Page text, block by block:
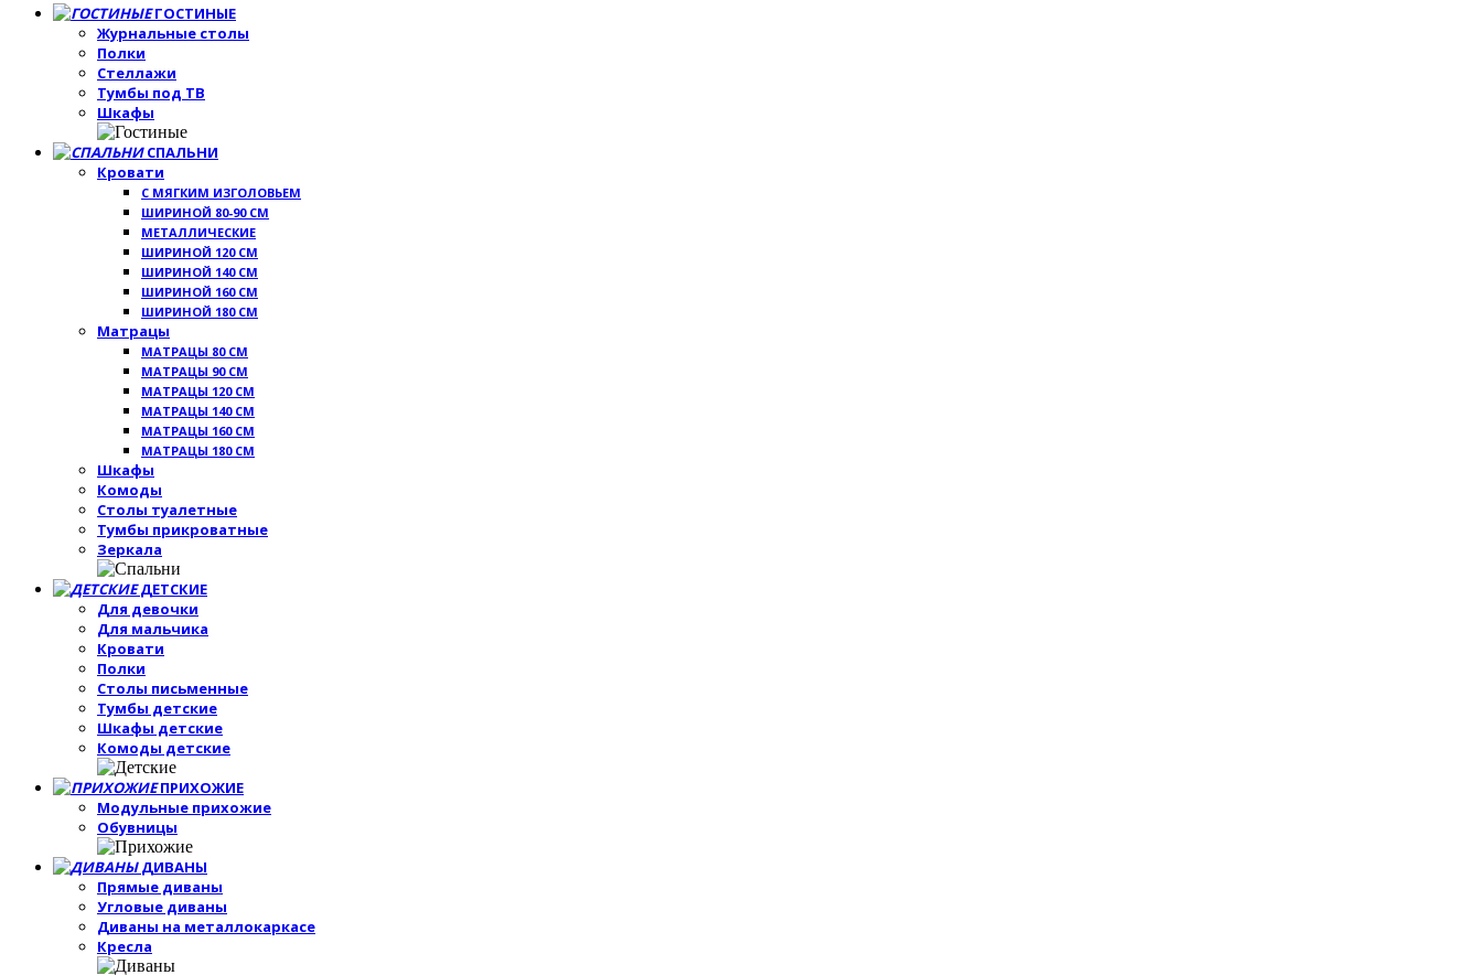
ГОСТИНЫЕ
Журнальные столы
Полки
Стеллажи
Тумбы под ТВ
Шкафы
СПАЛЬНИ
Кровати
С МЯГКИМ ИЗГОЛОВЬЕМ
ШИРИНОЙ 80-90 СМ
МЕТАЛЛИЧЕСКИЕ
ШИРИНОЙ 120 СМ
ШИРИНОЙ 140 СМ
ШИРИНОЙ 160 СМ
ШИРИНОЙ 180 СМ
Матрацы
МАТРАЦЫ 80 СМ
МАТРАЦЫ 90 СМ
МАТРАЦЫ 120 СМ
МАТРАЦЫ 140 СМ
МАТРАЦЫ 160 СМ
МАТРАЦЫ 180 СМ
Шкафы
Комоды
Столы туалетные
Тумбы прикроватные
Зеркала
ДЕТСКИЕ
Для девочки
Для мальчика
Кровати
Полки
Столы письменные
Тумбы детские
Шкафы детские
Комоды детские
ПРИХОЖИЕ
Модульные прихожие
Обувницы
ДИВАНЫ
Прямые диваны
Угловые диваны
Диваны на металлокаркасе
Кресла